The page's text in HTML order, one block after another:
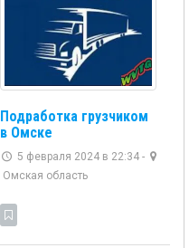
Подработка грузчиком
в Омске
5 февраля 2024 в 22:34 -
Омская область